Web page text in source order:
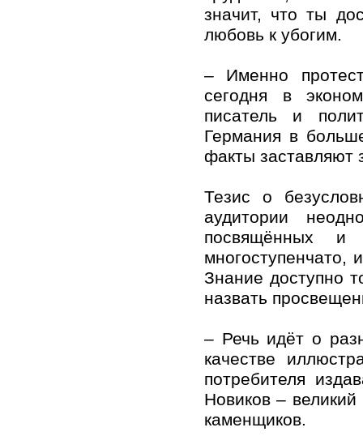
значит, что ты
любовь к убогим.
– Именно
сегодня в
писатель и
Германия в
факты заставляют
Тезис о
аудитории
посвящённых и
многоступенчато,
Знание доступно
назвать
– Речь идёт о
качестве
потребителя
Новиков –
каменщиков.